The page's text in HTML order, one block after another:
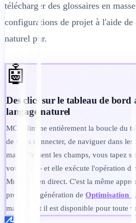
télécharger des glossaires en
configurations de projet à l'aide de
naturel pur.
🤖
Des clics sur le tableau de bord
langage naturel
MCP élimine entièrement la boucle du
de vous connecter, de naviguer dans
manuellement les champs, vous tapez
votre IA — et elle exécute l'opération
MultiLipi en direct. C'est la même
prochaine génération de Optimisation
maintenant il est disponible pour toute